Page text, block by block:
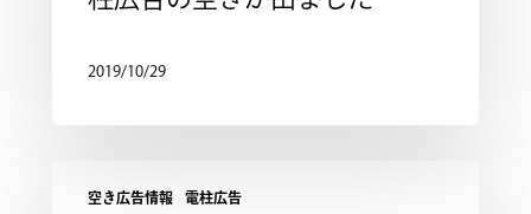
2019/10/29
空き広告情報 電柱広告